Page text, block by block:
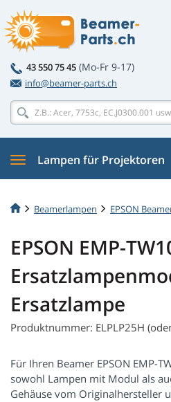
43 550 75 45 (Mo-Fr 9-17)
info@beamer-parts.ch
Lampen für Projektoren
Beamerlampen EPSON
EPSON EMP-
Ersatzlampe
Produktnummer: ELPLP25H
Für Ihren Beamer EPSON EMP-
sowohl Lampen mit Modul als
Gehäuse vom Originalhersteller